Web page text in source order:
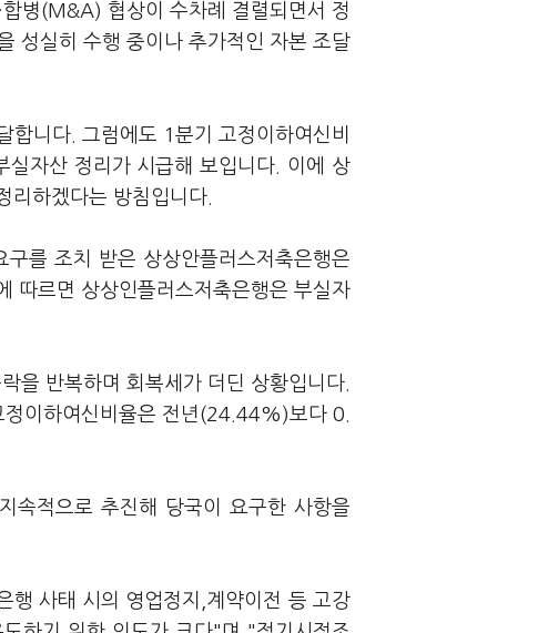
병(M&A) 협상이 수차례 결렬되면서 정
성실히 수행 중이나 추가적인 자본 조달
니다. 그럼에도 1분기 고정이하여신비
자산 정리가 시급해 보입니다. 이에 상
리하겠다는 방침입니다.
구를 조치 받은 상상안플러스저축은행은
따르면 상상인플러스저축은행은 부실자
을 반복하며 회복세가 더딘 상황입니다.
이하여신비율은 전년(24.44%)보다 0.
속적으로 추진해 당국이 요구한 사항을
행 사태 시의 영업정지,계약이전 등 고강